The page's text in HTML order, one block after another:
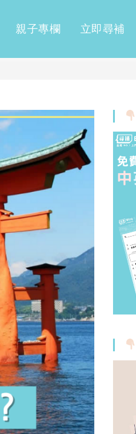
親子專欄 立即尋補